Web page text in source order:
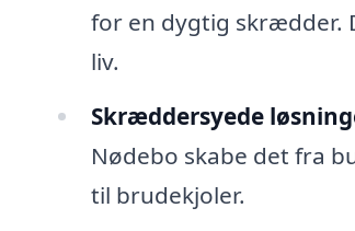
for en dygtig skrædder.
liv.
Skræddersyede
Nødebo skabe det fra
til brudekjoler.